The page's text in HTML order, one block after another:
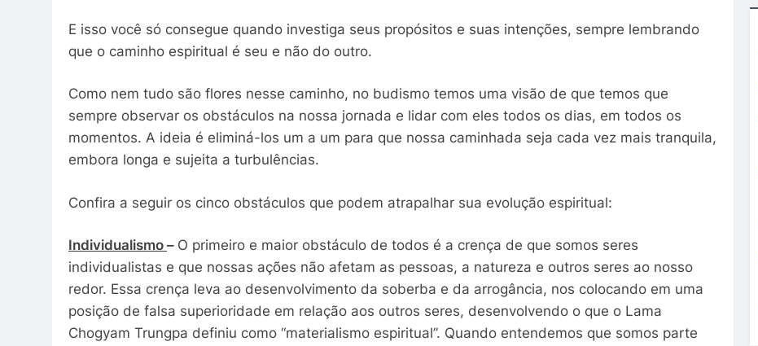
E isso você só consegue quando investiga seus propósitos e suas intenções, sempre lembrando
que o caminho espiritual é seu e não do outro.
Como nem tudo são flores nesse caminho, no budismo temos uma visão de que temos que
sempre observar os obstáculos na nossa jornada e lidar com eles todos os dias, em todos os
momentos. A ideia é eliminá-los um a um para que nossa caminhada seja cada vez mais tranquila,
embora longa e sujeita a turbulências.
Confira a seguir os cinco obstáculos que podem atrapalhar sua evolução espiritual:
Individualismo – O primeiro e maior obstáculo de todos é a crença de que somos seres
individualistas e que nossas ações não afetam as pessoas, a natureza e outros seres ao nosso
redor. Essa crença leva ao desenvolvimento da soberba e da arrogância, nos colocando em uma
posição de falsa superioridade em relação aos outros seres, desenvolvendo o que o Lama
Chogyam Trungpa definiu como “materialismo espiritual”. Quando entendemos que somos parte